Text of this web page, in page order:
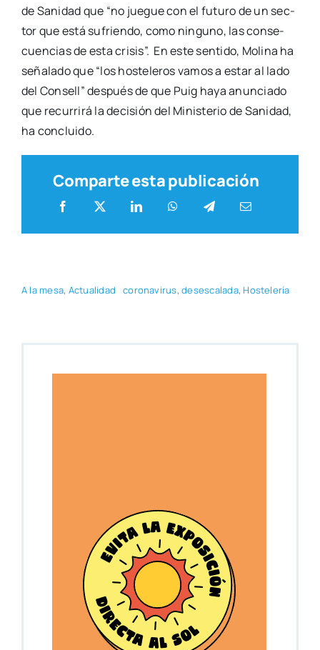
de Sani­dad que “no jue­gue con el futu­ro de un sec­
tor que está sufrien­do, como nin­guno, las con­se­
cuen­cias de esta cri­sis”. En este sen­ti­do, Moli­na ha
seña­la­do que “los hos­te­le­ros vamos a estar al lado
del Con­sell” des­pués de que Puig haya anun­cia­do
que recu­rri­rá la deci­sión del Minis­te­rio de Sani­dad,
ha con­clui­do.
Comparte esta publicación
A la mesa, Actua­li­dad coro­na­vi­rus,deses­ca­la­da, Hos­te­le­ría